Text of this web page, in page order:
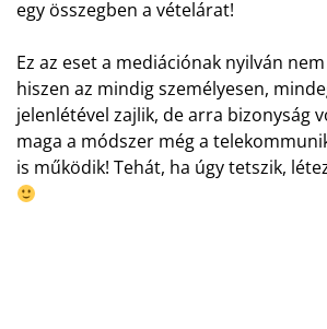
egy összegben a vételárat!
Ez az eset a mediációnak nyilván
hiszen az mindig személyesen,
jelenlétével zajlik, de arra bizonyság
maga a módszer még a
is működik! Tehát, ha úgy tetszik,